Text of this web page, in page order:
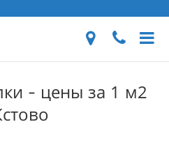
- цены за 1 м2